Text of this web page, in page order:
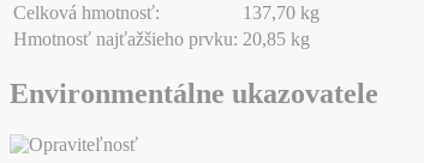
Celková hmotnosť:
137,70 kg
Hmotnosť najťažšieho prvku: 20,85 kg
Environmentálne ukazovatele